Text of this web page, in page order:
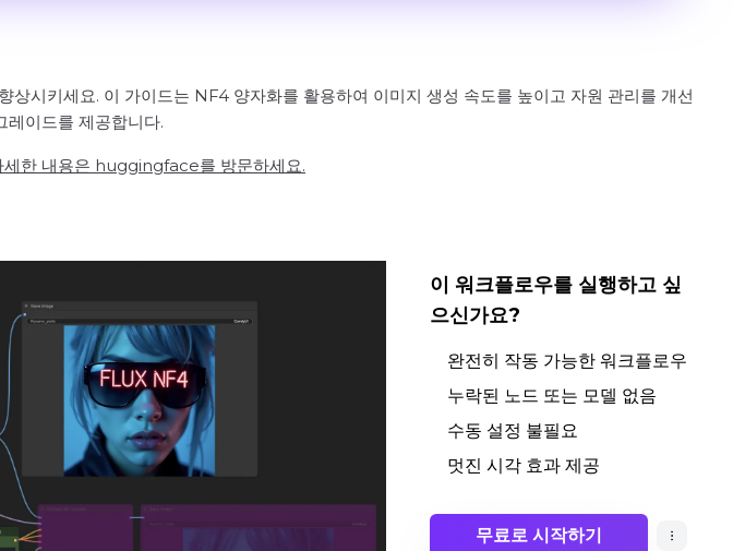
키세요. 이 가이드는 NF4 양자화를 활용하여 이미지 생성 속도를 높이고 자원 관리를 개선
레이드를 제공합니다.
한 내용은 huggingface를 방문하세요.
이 워크플로우를 실행하고 싶
으신가요?
완전히 작동 가능한 워크플로우
누락된 노드 또는 모델 없음
수동 설정 불필요
멋진 시각 효과 제공
무료로 시작하기